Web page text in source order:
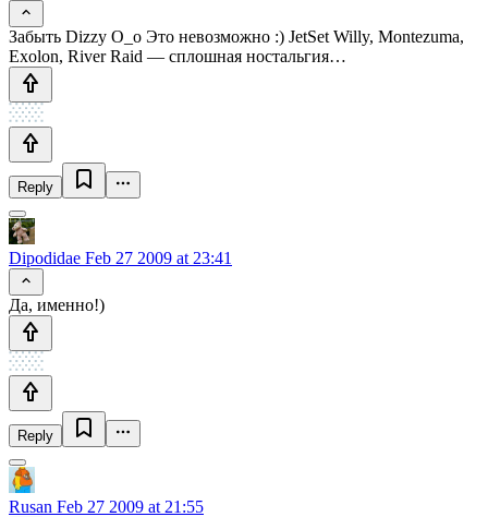
Забыть Dizzy O_o Это невозможно :) JetSet Willy, Montezuma,
Exolon, River Raid — сплошная ностальгия…
Reply
Dipodidae Feb 27 2009 at 23:41
Да, именно!)
Reply
Rusan Feb 27 2009 at 21:55